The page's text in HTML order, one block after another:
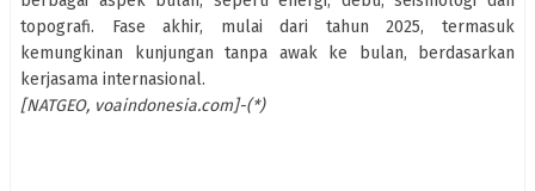
topografi. Fase akhir, mulai dari tahun 2025, termasuk
kemungkinan kunjungan tanpa awak ke bulan, berdasarkan
kerjasama internasional.
[NATGEO, voaindonesia.com]-(*)